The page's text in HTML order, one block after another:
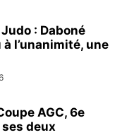
: Daboné
l’unanimité, une
AGC, 6e
deux